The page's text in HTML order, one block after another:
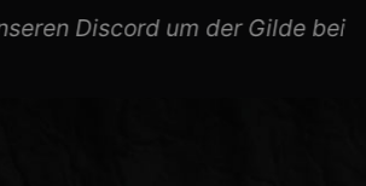
Discord um der Gilde